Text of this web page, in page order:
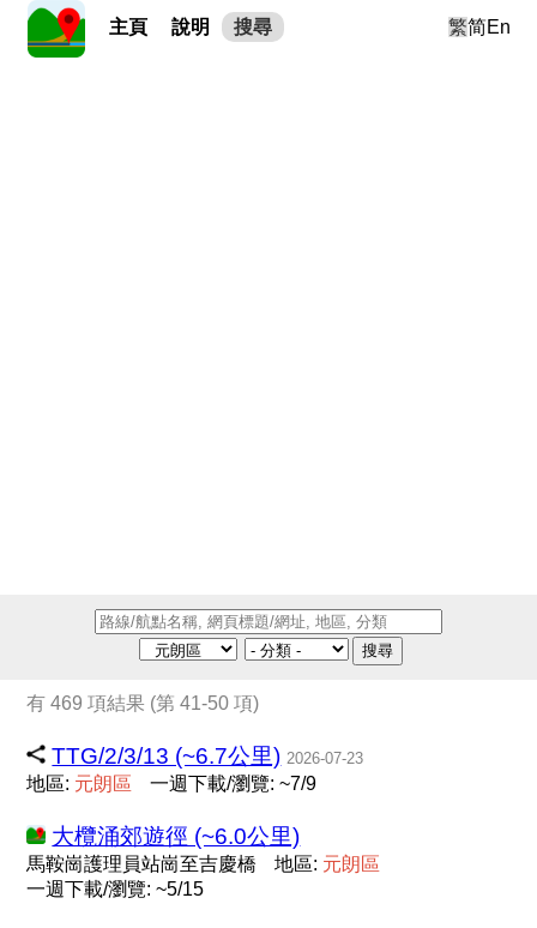
主頁 說明 搜尋 繁简En
搜尋
有 469 項結果 (第 41-50 項)
TTG/2/3/13 (~6.7公里) 2026-07-23
地區: 元朗 區 一週下載/瀏覽: ~7/9
大欖涌郊遊徑 (~6.0公里)
馬鞍崗護理員站崗至吉慶橋 地區: 元朗 區
一週下載/瀏覽: ~5/15